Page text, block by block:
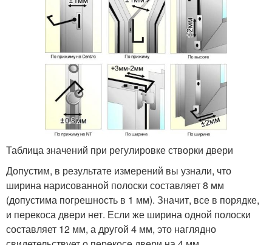
Таблица значений при регулировке створки двери
Допустим, в результате измерений вы узнали, что
ширина нарисованной полоски составляет 8 мм
(допустима погрешность в 1 мм). Значит, все в порядке,
и перекоса двери нет. Если же ширина одной полоски
составляет 12 мм, а другой 4 мм, это наглядно